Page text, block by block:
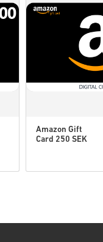
Amazon Gift
Card 250 SEK